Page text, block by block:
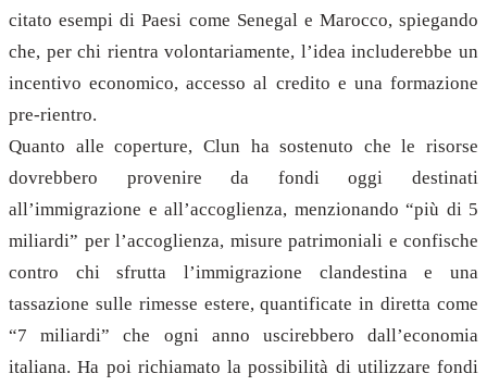
citato esempi di Paesi come Senegal e Marocco, spiegando
che, per chi rientra volontariamente, l’idea includerebbe un
incentivo economico, accesso al credito e una formazione
pre-rientro.
Quanto alle coperture, Clun ha sostenuto che le risorse
dovrebbero provenire da fondi oggi destinati
all’immigrazione e all’accoglienza, menzionando “più di 5
miliardi” per l’accoglienza, misure patrimoniali e confische
contro chi sfrutta l’immigrazione clandestina e una
tassazione sulle rimesse estere, quantificate in diretta come
“7 miliardi” che ogni anno uscirebbero dall’economia
italiana. Ha poi richiamato la possibilità di utilizzare fondi